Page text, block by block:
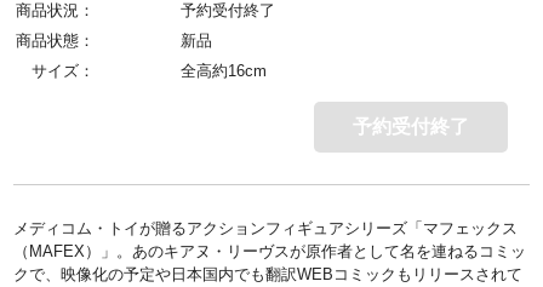
商品状況：
予約受付終了
商品状態：
新品
サイズ：
全高約16cm
予約受付終了
メディコム・トイが贈るアクションフィギュアシリーズ「マフェックス
（MAFEX）」。あのキアヌ・リーヴスが原作者として名を連ねるコミッ
クで、映像化の予定や日本国内でも翻訳WEBコミックもリリースされて